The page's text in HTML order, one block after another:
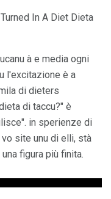
In A Diet Dieta
à e media ogni
l'excitazione è a
di dieters
di taccu?" è
in sperienze di
site unu di elli, stà
figura più finita.